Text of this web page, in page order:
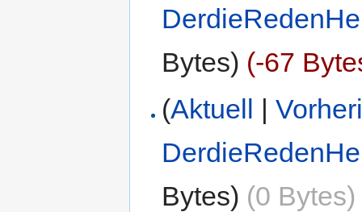
Bytes) (-67
(Aktuell |
Bytes) (0 Bytes)